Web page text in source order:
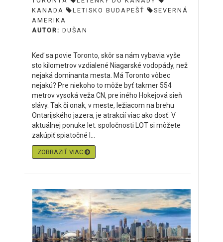
KANADA
LETISKO BUDAPEŠŤ
SEVERNÁ
AMERIKA
AUTOR: DUŠAN
Keď sa povie Toronto, skôr sa nám vybavia vyše
sto kilometrov vzdialené Niagarské vodopády, než
nejaká dominanta mesta. Má Toronto vôbec
nejakú? Pre niekoho to môže byť takmer 554
metrov vysoká veža CN, pre iného Hokejová sieň
slávy. Tak či onak, v meste, ležiacom na brehu
Ontarijského jazera, je atrakcií viac ako dosť. V
aktuálnej ponuke let. spoločnosti LOT si môžete
zakúpiť spiatočné l...
ZOBRAZIŤ VIAC